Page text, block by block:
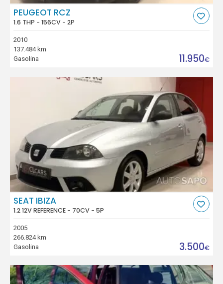
PEUGEOT RCZ
1.6 THP - 156CV - 2P
2010
137.484 km
Gasolina
11.950€
SEAT IBIZA
1.2 12V REFERENCE - 70CV - 5P
2005
266.824 km
Gasolina
3.500€